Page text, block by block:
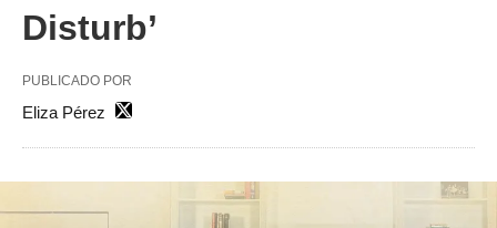
Disturb’
PUBLICADO POR
Eliza Pérez